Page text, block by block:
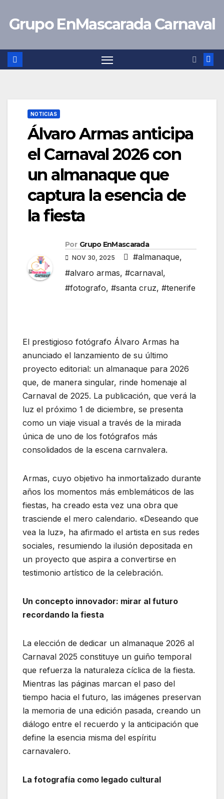
Grupo EnMascarada Carnaval
NOTICIAS
Álvaro Armas anticipa
el Carnaval 2026 con
un almanaque que
captura la esencia de
la fiesta
Por Grupo EnMascarada
NOV 30, 2025 #almanaque,
#alvaro armas, #carnaval,
#fotografo, #santa cruz, #tenerife
El prestigioso fotógrafo Álvaro Armas ha
anunciado el lanzamiento de su último
proyecto editorial: un almanaque para 2026
que, de manera singular, rinde homenaje al
Carnaval de 2025. La publicación, que verá la
luz el próximo 1 de diciembre, se presenta
como un viaje visual a través de la mirada
única de uno de los fotógrafos más
consolidados de la escena carnvalera.
Armas, cuyo objetivo ha inmortalizado durante
años los momentos más emblemáticos de las
fiestas, ha creado esta vez una obra que
trasciende el mero calendario. «Deseando que
vea la luz», ha afirmado el artista en sus redes
sociales, resumiendo la ilusión depositada en
un proyecto que aspira a convertirse en
testimonio artístico de la celebración.
Un concepto innovador: mirar al futuro
recordando la fiesta
La elección de dedicar un almanaque 2026 al
Carnaval 2025 constituye un guiño temporal
que refuerza la naturaleza cíclica de la fiesta.
Mientras las páginas marcan el paso del
tiempo hacia el futuro, las imágenes preservan
la memoria de una edición pasada, creando un
diálogo entre el recuerdo y la anticipación que
define la esencia misma del espíritu
carnavalero.
La fotografía como legado cultural